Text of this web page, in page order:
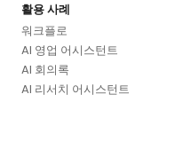
활용 사례
워크플로
AI 영업 어시스턴트
AI 회의록
AI 리서치 어시스턴트